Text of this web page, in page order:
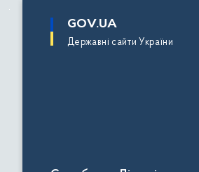
основного
GOV.UA
Державні сайти України